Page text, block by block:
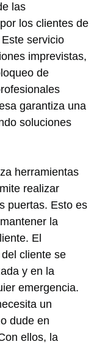
las
los clientes de
Este servicio
imprevistas,
de
garantiza una
soluciones
herramientas
realizar
puertas. Esto es
la
El
cliente se
y en la
emergencia.
un
dude en
ellos, la